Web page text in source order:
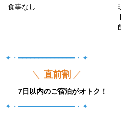
食事なし
✦・━━━━━━━━━━━━━━・✦
＼ 直前割 ／
7日以内のご宿泊がオトク！
✦・━━━━━━━━━━━━━━・✦